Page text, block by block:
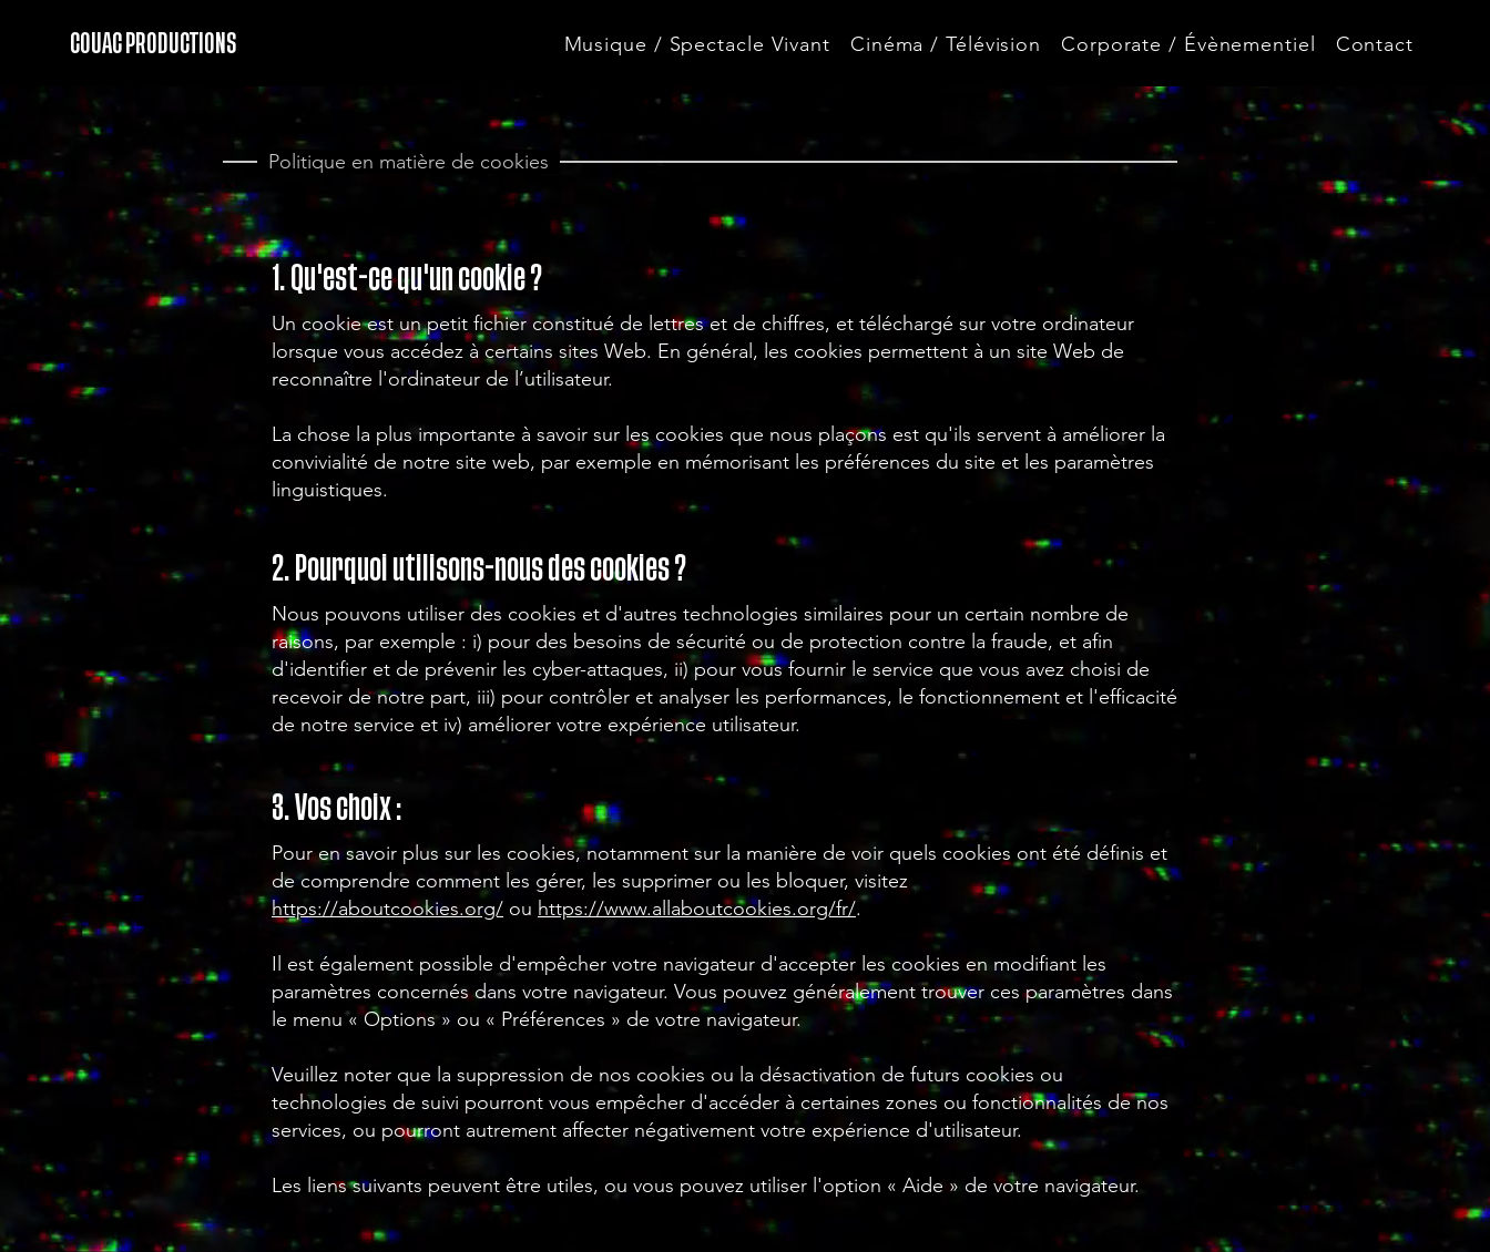
COUAC PRODUCTIONS Musique / Spectacle Vivant Cinéma / Télévision Corporate / Évènementiel Contact
Politique en matière de cookies
1. Qu'est-ce qu'un cookie ?
Un cookie est un petit fichier constitué de lettres et de chiffres, et téléchargé sur votre ordinateur
lorsque vous accédez à certains sites Web. En général, les cookies permettent à un site Web de
reconnaître l'ordinateur de l’utilisateur.
La chose la plus importante à savoir sur les cookies que nous plaçons est qu'ils servent à améliorer la
convivialité de notre site web, par exemple en mémorisant les préférences du site et les paramètres
linguistiques.
2. Pourquoi utilisons-nous des cookies ?
Nous pouvons utiliser des cookies et d'autres technologies similaires pour un certain nombre de
raisons, par exemple : i) pour des besoins de sécurité ou de protection contre la fraude, et afin
d'identifier et de prévenir les cyber-attaques, ii) pour vous fournir le service que vous avez choisi de
recevoir de notre part, iii) pour contrôler et analyser les performances, le fonctionnement et l'efficacité
de notre service et iv) améliorer votre expérience utilisateur.
3. Vos choix :
Pour en savoir plus sur les cookies, notamment sur la manière de voir quels cookies ont été définis et
de comprendre comment les gérer, les supprimer ou les bloquer, visitez
https://aboutcookies.org/ ou https://www.allaboutcookies.org/fr/.
Il est également possible d'empêcher votre navigateur d'accepter les cookies en modifiant les
paramètres concernés dans votre navigateur. Vous pouvez généralement trouver ces paramètres dans
le menu « Options » ou « Préférences » de votre navigateur.
Veuillez noter que la suppression de nos cookies ou la désactivation de futurs cookies ou
technologies de suivi pourront vous empêcher d'accéder à certaines zones ou fonctionnalités de nos
services, ou pourront autrement affecter négativement votre expérience d'utilisateur.
Les liens suivants peuvent être utiles, ou vous pouvez utiliser l'option « Aide » de votre navigateur.